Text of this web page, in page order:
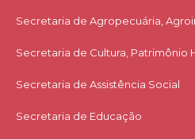
Secretaria de Agropecuária,
Secretaria de Cultura, Patrimônio
Secretaria de Assistência Social
Secretaria de Educação